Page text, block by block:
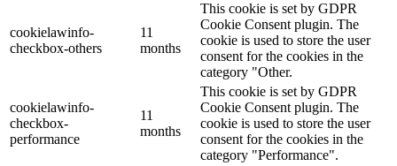
cookielawinfo-
checkbox-others
11
months
This cookie is set by GDPR
Cookie Consent plugin. The
cookie is used to store the user
consent for the cookies in the
category "Other.
cookielawinfo-
checkbox-
performance
11
months
This cookie is set by GDPR
Cookie Consent plugin. The
cookie is used to store the user
consent for the cookies in the
category "Performance".